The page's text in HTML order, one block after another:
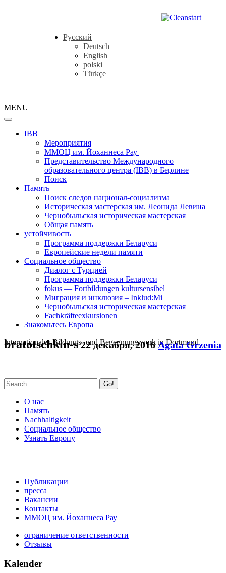
Русский
Deutsch
English
polski
Türkçe
MENU
IBB
Мероприятия
ММОЦ им. Йоханнеса Рау
Представительство Международного
образовательного центра (IBB) в Берлине
Поиск
Память
Поиск следов национал-социализма
Историческая мастерская им. Леонида Левина
Чернобыльская историческая мастерская
Общая память
устойчивость
Программа поддержки Беларуси
Европейские недели памяти
Социальное общество
Диалог с Турцией
Программа поддержки Беларуси
fokus — Fortbildungen kultursensibel
Миграция и инклюзия – Inklud:Mi
Чернобыльская историческая мастерская
Fachkräfteexkursionen
Знакомьтесь Европа
Internationales Bildungs- und Begegnungswerk in Dortmund
bratotschkin-s22 декабря, 2016 Agata Grzenia
Go!
О нас
Память
Nachhaltigkeit
Социальное общество
Узнать Европу
Публикации
пресса
Вакансии
Контакты
ММОЦ им. Йоханнеса Рау
ограничение ответственности
Отзывы
Kalender